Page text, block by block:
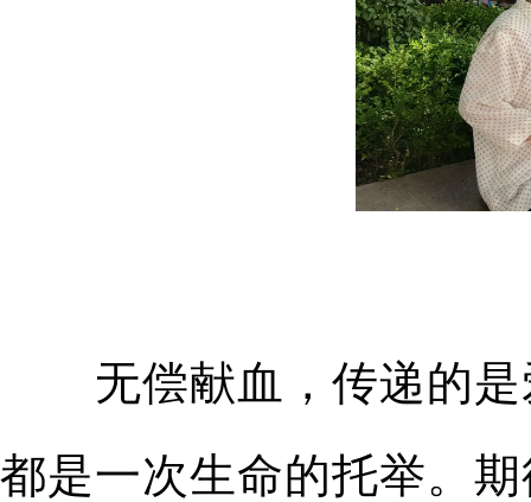
无偿献血，传递的
都是一次生命的托举。